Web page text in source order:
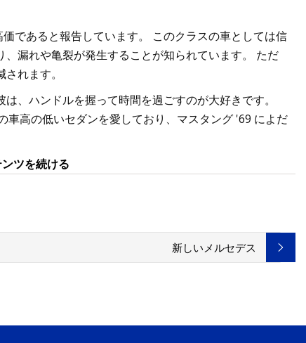
であると報告しています。 このクラスの車としては信
漏れや亀裂が発生することが知られています。 ただ
れます。
、ハンドルを握って時間を過ごすのが大好きです。
高の低いセダンを愛しており、マスタング '69 によだ
ツを続ける
新しいメルセデス